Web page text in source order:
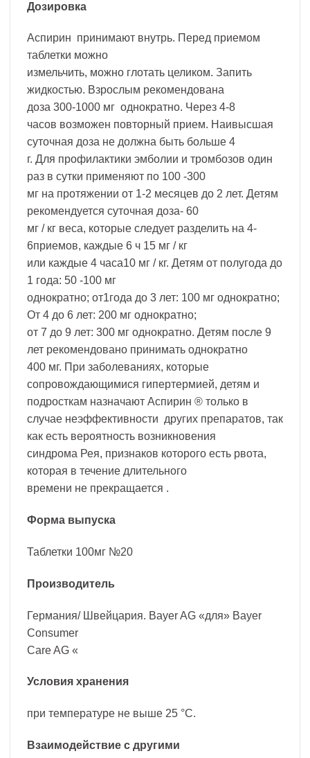
Дозировка
Аспирин принимают внутрь. Перед приемом
таблетки можно
измельчить, можно глотать целиком. Запить
жидкостью. Взрослым рекомендована
доза 300-1000 мг однократно. Через 4-8
часов возможен повторный прием. Наивысшая
суточная доза не должна быть больше 4
г. Для профилактики эмболии и тромбозов один
раз в сутки применяют по 100 -300
мг на протяжении от 1-2 месяцев до 2 лет. Детям
рекомендуется суточная доза- 60
мг / кг веса, которые следует разделить на 4-
6приемов, каждые 6 ч 15 мг / кг
или каждые 4 часа10 мг / кг. Детям от полугода до
1 года: 50 -100 мг
однократно; от1года до 3 лет: 100 мг однократно;
От 4 до 6 лет: 200 мг однократно;
от 7 до 9 лет: 300 мг однократно. Детям после 9
лет рекомендовано принимать однократно
400 мг. При заболеваниях, которые
сопровождающимися гипертермией, детям и
подросткам назначают Аспирин ® только в
случае неэффективности других препаратов, так
как есть вероятность возникновения
синдрома Рея, признаков которого есть рвота,
которая в течение длительного
времени не прекращается .
Форма выпуска
Таблетки 100мг №20
Производитель
Германия/ Швейцария. Bayer AG «для» Bayer
Consumer
Care AG «
Условия хранения
при температуре не выше 25 °С.
Взаимодействие с другими